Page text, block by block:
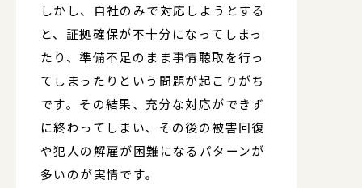
しかし、自社のみで対応しようとする
と、証拠確保が不十分になってしまっ
たり、準備不足のまま事情聴取を行っ
てしまったりという問題が起こりがち
です。その結果、充分な対応ができず
に終わってしまい、その後の被害回復
や犯人の解雇が困難になるパターンが
多いのが実情です。